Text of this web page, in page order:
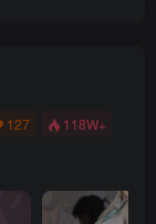
127 118W+